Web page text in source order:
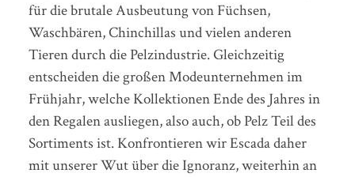
für die brutale Ausbeutung von Füchsen,
Waschbären, Chinchillas und vielen anderen
Tieren durch die Pelzindustrie. Gleichzeitig
entscheiden die großen Modeunternehmen im
Frühjahr, welche Kollektionen Ende des Jahres in
den Regalen ausliegen, also auch, ob Pelz Teil des
Sortiments ist. Konfrontieren wir Escada daher
mit unserer Wut über die Ignoranz, weiterhin an